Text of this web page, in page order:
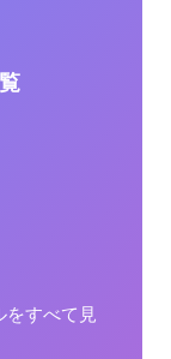
をすべて見